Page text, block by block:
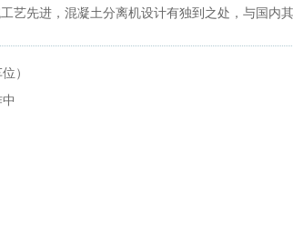
进，混凝土分离机设计有独到之处，与国内
）